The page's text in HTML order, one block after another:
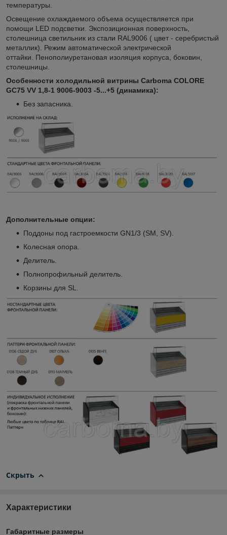
температуры.
Освещение охлаждаемого объема осуществляется при
помощи LED подсветки. Экспозиционная поверхность,
столешница светильник из стали RAL9006 ( цвет - серебристый
металлик). Режим автоматической электрической
оттайки. Пенополиуретановая изоляция корпуса, боковин,
столешницы.
Особенности холодильной витрины Сarboma COLORE
GС75 VV 1,8-1 9006-9003 -5...+5 (динамика):
Без запасника.
Дополнительные опции:
Поддоны под гастроемкости GN1/3 (SM, SV).
Колесная опора.
Делитель.
Полнопрофильный делитель.
Корзины для SL.
Скрыть
Характеристики
Габаритные размеры